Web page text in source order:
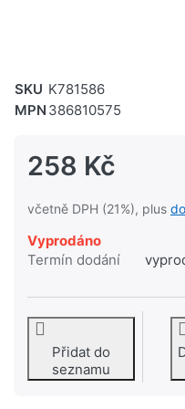
SKU K781586
MPN 386810575
258 Kč
včetně DPH (21%), plus
Vyprodáno
Termín dodání
Přidat do
seznamu